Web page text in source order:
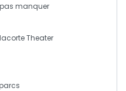
manquer
Theater